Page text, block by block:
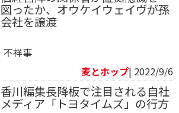
図ったか、オウケイウェイヴが孫
会社を譲渡
不祥事
麦とホップ| 2022/9/6
香川編集長降板で注目される自社
メディア「トヨタイムズ」の行方